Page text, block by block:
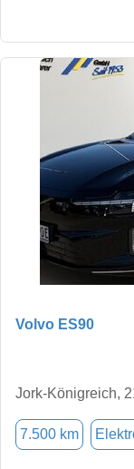
Volvo ES90
Jork-Königreich,
7.500 km